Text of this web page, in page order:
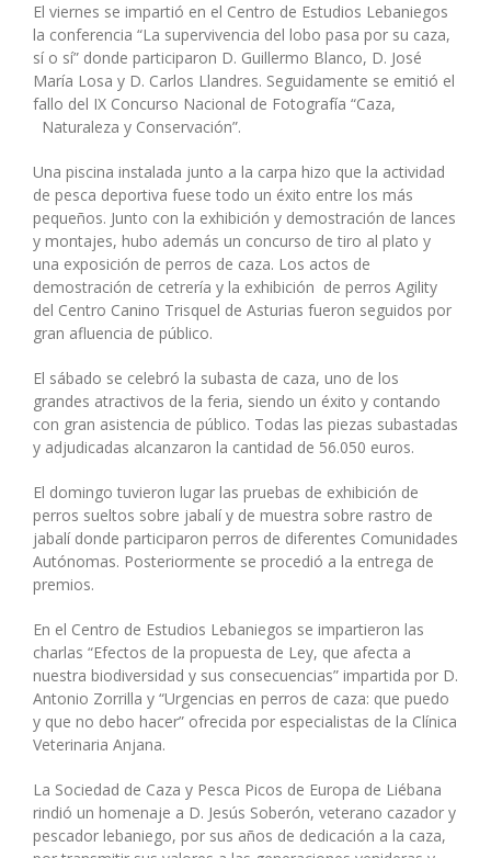
El viernes se impartió en el Centro de Estudios Lebaniegos
la conferencia “La supervivencia del lobo pasa por su caza,
sí o sí” donde participaron D. Guillermo Blanco, D. José
María Losa y D. Carlos Llandres. Seguidamente se emitió el
fallo del IX Concurso Nacional de Fotografía “Caza,
Naturaleza y Conservación”.
Una piscina instalada junto a la carpa hizo que la actividad
de pesca deportiva fuese todo un éxito entre los más
pequeños. Junto con la exhibición y demostración de lances
y montajes, hubo además un concurso de tiro al plato y
una exposición de perros de caza. Los actos de
demostración de cetrería y la exhibición de perros Agility
del Centro Canino Trisquel de Asturias fueron seguidos por
gran afluencia de público.
El sábado se celebró la subasta de caza, uno de los
grandes atractivos de la feria, siendo un éxito y contando
con gran asistencia de público. Todas las piezas subastadas
y adjudicadas alcanzaron la cantidad de 56.050 euros.
El domingo tuvieron lugar las pruebas de exhibición de
perros sueltos sobre jabalí y de muestra sobre rastro de
jabalí donde participaron perros de diferentes Comunidades
Autónomas. Posteriormente se procedió a la entrega de
premios.
En el Centro de Estudios Lebaniegos se impartieron las
charlas “Efectos de la propuesta de Ley, que afecta a
nuestra biodiversidad y sus consecuencias” impartida por D.
Antonio Zorrilla y “Urgencias en perros de caza: que puedo
y que no debo hacer” ofrecida por especialistas de la Clínica
Veterinaria Anjana.
La Sociedad de Caza y Pesca Picos de Europa de Liébana
rindió un homenaje a D. Jesús Soberón, veterano cazador y
pescador lebaniego, por sus años de dedicación a la caza,